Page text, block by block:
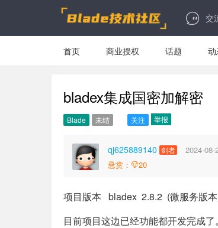
交
首页 商业授权 话题
bladex集成国密加解密
Blade 未结 关注 举报
qj625889140 剑者
2024-08-
悬赏：
20
项目版本 bladex 2.8.2 (微服务版
目前项目这边已经功能都开发完成